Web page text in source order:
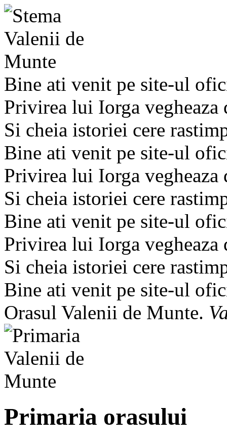
Bine ati venit pe site-ul
Privirea lui Iorga
Si cheia istoriei cere
Bine ati venit pe site-ul
Privirea lui Iorga
Si cheia istoriei cere
Bine ati venit pe site-ul
Privirea lui Iorga
Si cheia istoriei cere
Bine ati venit pe site-ul
Orasul Valenii de Munte.
Primaria orasului